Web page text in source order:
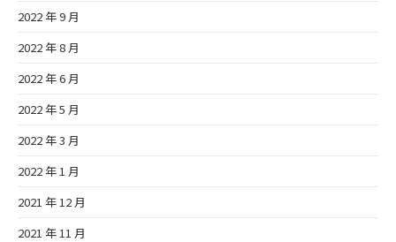
2022 年 9 月
2022 年 8 月
2022 年 6 月
2022 年 5 月
2022 年 3 月
2022 年 1 月
2021 年 12 月
2021 年 11 月